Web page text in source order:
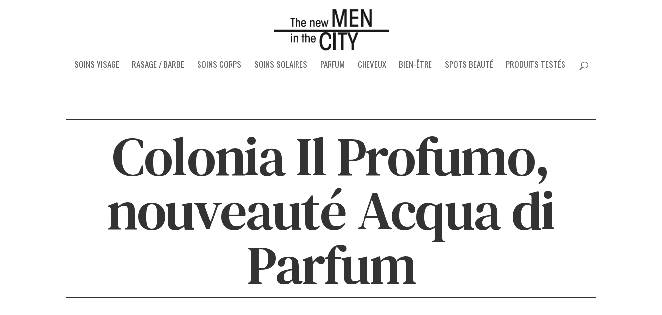
SOINS VISAGE RASAGE / BARBE SOINS CORPS SOINS SOLAIRES PARFUM CHEVEUX BIEN-ÊTRE SPOTS BEAUTÉ PRODUITS TESTÉS
Colonia Il Profumo,
nouveauté Acqua di
Parfum